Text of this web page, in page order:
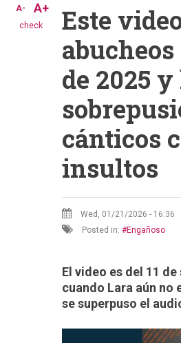
check
A- A+
Este
abucheos
de 2025 y
cánticos
insultos
Wed, 01/21/2026 - 16:36
Posted in:
Engañoso
El video es del 11
cuando Lara aún no
se superpuso el